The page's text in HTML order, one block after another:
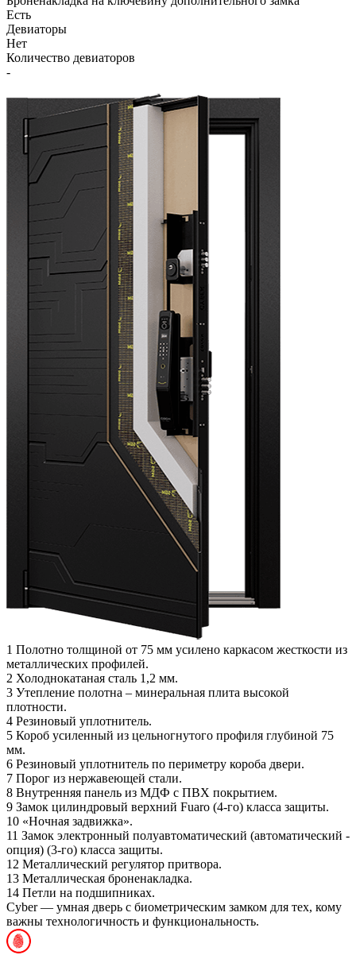
Есть
Девиаторы
Нет
Количество девиаторов
-
1 Полотно толщиной от 75 мм усилено каркасом жесткости из
металлических профилей.
2 Холоднокатаная сталь 1,2 мм.
3 Утепление полотна – минеральная плита высокой
плотности.
4 Резиновый уплотнитель.
5 Короб усиленный из цельногнутого профиля глубиной 75
мм.
6 Резиновый уплотнитель по периметру короба двери.
7 Порог из нержавеющей стали.
8 Внутренняя панель из МДФ с ПВХ покрытием.
9 Замок цилиндровый верхний Fuaro (4-го) класса защиты.
10 «Ночная задвижка».
11 Замок электронный полуавтоматический (автоматический -
опция) (3-го) класса защиты.
12 Металлический регулятор притвора.
13 Металлическая броненакладка.
14 Петли на подшипниках.
Cyber — умная дверь с биометрическим замком для тех, кому
важны технологичность и функциональность.